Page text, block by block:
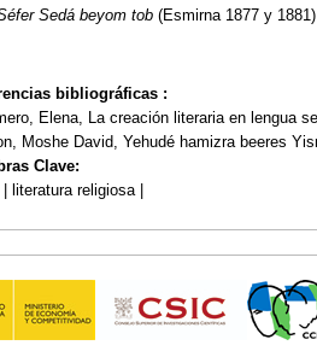
Sedá beyom tob(Esmirna 1877 y
bibliográficas :
Elena, La creación literaria en lengua
Moshe David, Yehudé hamizra beeres
Clave:
literatura religiosa |